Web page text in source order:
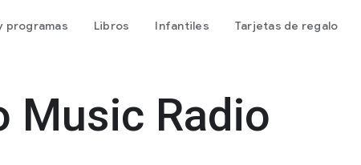
programas Libros Infantiles Tarjetas de regalo
Music Radio